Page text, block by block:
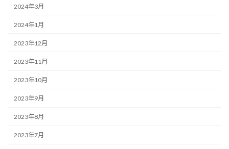
2024年3月
2024年1月
2023年12月
2023年11月
2023年10月
2023年9月
2023年8月
2023年7月